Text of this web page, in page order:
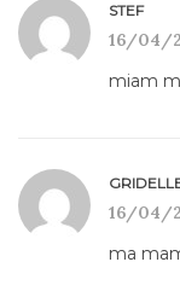
STEF
16/04/
miam
16/04/
ma